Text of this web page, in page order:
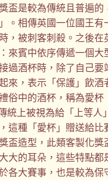
盃是較為傳統且普遍的
。相傳英國一位國王有
，被刺客刺殺。之後在
來賓中依序傳遞一個大
過酒杯時，除了自己要
來，表示「保護」飲酒
俗中的酒杯，稱為愛杯
統上被視為給「上等人
這種「愛杯」贈送給比
盃造型，此類客製化獎
大的耳朵，這些特點都
各大賽事，也是較為保